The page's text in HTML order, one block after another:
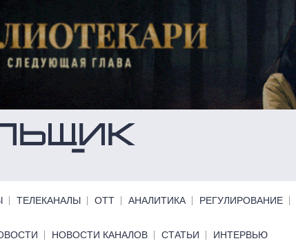
ТЕЛЕКАНАЛЫ ОТТ АНАЛИТИКА РЕГУЛИРОВАНИЕ
НОВОСТИ КАНАЛОВ СТАТЬИ ИНТЕРВЬЮ